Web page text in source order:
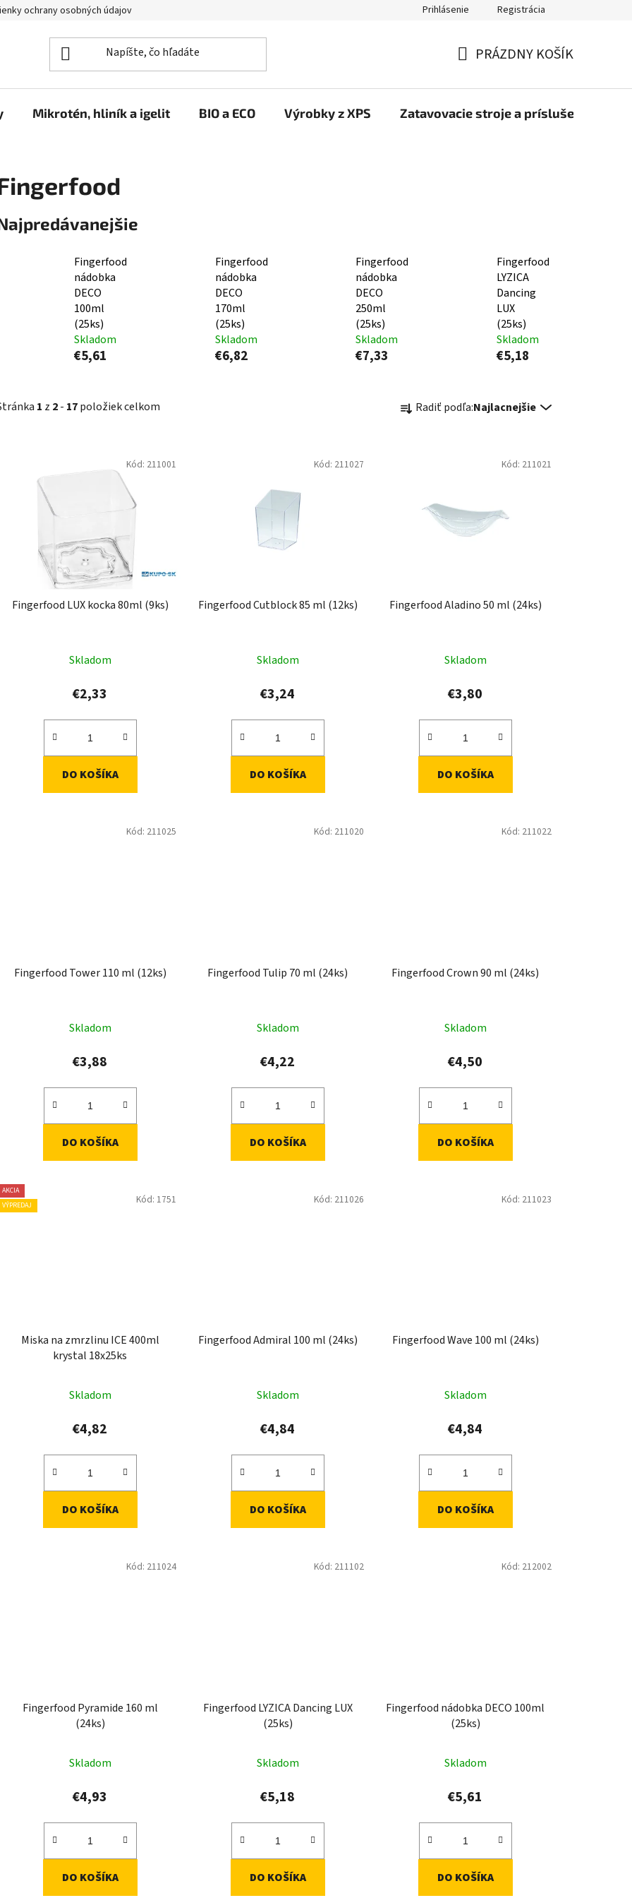
ochrany osobných údajov Prihlásenie Registrácia
KOŠÍK
PRÁZDNY KOŠÍK
Mikrotén, hliník a igelit BIO a ECO Výrobky z XPS Zatavovacie stroje a príslušenstvo
Fingerfood
nádobka
DECO
100ml
(25ks)
Skladom
€5,61
Fingerfood
nádobka
DECO
170ml
(25ks)
Skladom
€6,82
Fingerfood
nádobka
DECO
250ml
(25ks)
Skladom
€7,33
Fingerfood
LYZICA
Dancing
LUX
(25ks)
Skladom
€5,18
1 z 2- 17položiek celkom
a
u
k
Radiť podľa:Najlacnejšie
Fingerfood LUX kocka 80ml (9ks)
Skladom
€2,33
DO KOŠÍKA
Kód: 211001
Fingerfood Cutblock 85 ml (12ks)
Skladom
€3,24
DO KOŠÍKA
Kód: 211027
Fingerfood Aladino 50 ml (24ks)
Skladom
€3,80
DO KOŠÍKA
Kód: 211021
Fingerfood Tower 110 ml (12ks)
Skladom
€3,88
DO KOŠÍKA
Kód: 211025
Fingerfood Tulip 70 ml (24ks)
Skladom
€4,22
DO KOŠÍKA
Kód: 211020
Fingerfood Crown 90 ml (24ks)
Skladom
€4,50
DO KOŠÍKA
Kód: 211022
AKCIA
VÝPREDAJ
Miska na zmrzlinu ICE 400ml
krystal 18x25ks
Skladom
€4,82
DO KOŠÍKA
Kód: 1751
Fingerfood Admiral 100 ml (24ks)
Skladom
€4,84
DO KOŠÍKA
Kód: 211026
Fingerfood Wave 100 ml (24ks)
Skladom
€4,84
DO KOŠÍKA
Kód: 211023
Fingerfood Pyramide 160 ml
(24ks)
Skladom
€4,93
DO KOŠÍKA
Kód: 211024
Fingerfood LYZICA Dancing LUX
(25ks)
Skladom
€5,18
DO KOŠÍKA
Kód: 211102
Fingerfood nádobka DECO 100ml
(25ks)
Skladom
€5,61
DO KOŠÍKA
Kód: 212002